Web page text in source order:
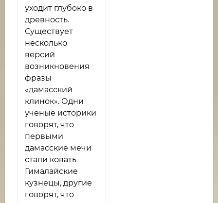
уходит глубоко в
древность.
Существует
несколько
версий
возникновения
фразы
«дамасский
клинок». Одни
ученые историки
говорят, что
первыми
дамасские мечи
стали ковать
Гималайские
кузнецы, другие
говорят, что